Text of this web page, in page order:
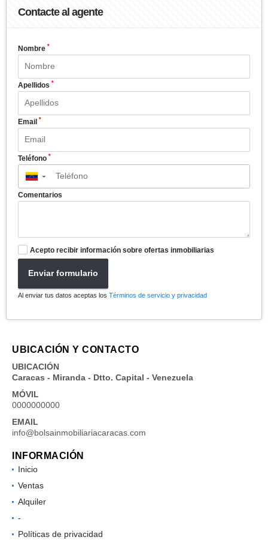
Contacte al agente
Nombre *
Apellidos *
Email *
Teléfono *
▼
Comentarios
Acepto recibir información sobre ofertas inmobiliarias
Enviar formulario
Al enviar tus datos aceptas los Términos de servicio y privacidad
UBICACIÓN Y CONTACTO
UBICACIÓN
Caracas - Miranda - Dtto. Capital - Venezuela
MÓVIL
0000000000
EMAIL
info@bolsainmobiliariacaracas.com
INFORMACIÓN
Inicio
Ventas
Alquiler
-
Políticas de privacidad